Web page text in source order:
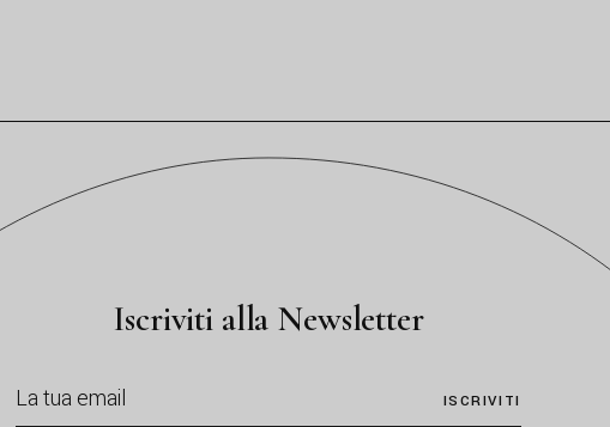
Iscriviti alla Newsletter
ISCRIVITI